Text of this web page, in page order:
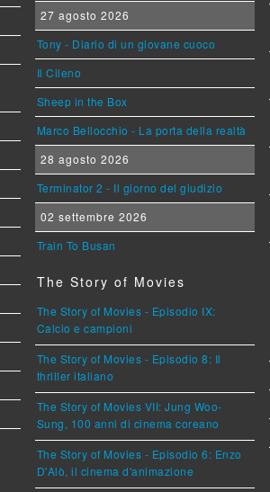
27 agosto 2026
Tony - Diario di un giovane cuoco
Il Cileno
Sheep in the Box
Marco Bellocchio - La porta della realtà
28 agosto 2026
Terminator 2 - Il giorno del giudizio
02 settembre 2026
Train To Busan
The Story of Movies
The Story of Movies - Episodio IX:
Calcio e campioni
The Story of Movies - Episodio 8: Il
thriller italiano
The Story of Movies VII: Jung Woo-
Sung, 100 anni di cinema coreano
The Story of Movies - Episodio 6: Enzo
D'Alò, il cinema d'animazione